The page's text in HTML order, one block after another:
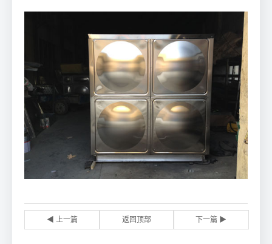
◀ 上一篇 返回顶部 下一篇 ▶